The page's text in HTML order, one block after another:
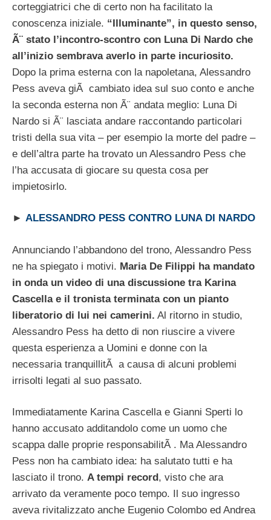
corteggiatrici che di certo non ha facilitato la
conoscenza iniziale. “Illuminante”, in questo senso,
Ã¨ stato l’incontro-scontro con Luna Di Nardo che
all’inizio sembrava averlo in parte incuriosito.
Dopo la prima esterna con la napoletana, Alessandro
Pess aveva giÃ cambiato idea sul suo conto e anche
la seconda esterna non Ã¨ andata meglio: Luna Di
Nardo si Ã¨ lasciata andare raccontando particolari
tristi della sua vita – per esempio la morte del padre –
e dell’altra parte ha trovato un Alessandro Pess che
l’ha accusata di giocare su questa cosa per
impietosirlo.
► ALESSANDRO PESS CONTRO LUNA DI NARDO
Annunciando l’abbandono del trono, Alessandro Pess
ne ha spiegato i motivi. Maria De Filippi ha mandato
in onda un video di una discussione tra Karina
Cascella e il tronista terminata con un pianto
liberatorio di lui nei camerini. Al ritorno in studio,
Alessandro Pess ha detto di non riuscire a vivere
questa esperienza a Uomini e donne con la
necessaria tranquillitÃ a causa di alcuni problemi
irrisolti legati al suo passato.
Immediatamente Karina Cascella e Gianni Sperti lo
hanno accusato additandolo come un uomo che
scappa dalle proprie responsabilitÃ . Ma Alessandro
Pess non ha cambiato idea: ha salutato tutti e ha
lasciato il trono. A tempi record, visto che ara
arrivato da veramente poco tempo. Il suo ingresso
aveva rivitalizzato anche Eugenio Colombo ed Andrea